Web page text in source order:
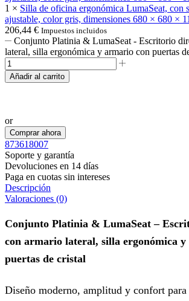
1 × Silla de oficina ergonómica LumaSeat, con
ajustable, color gris, dimensiones 680 × 680 ×
206,44 € Impuestos incluidos
Conjunto Platinia & LumaSeat - Escritorio
lateral, silla ergonómica y armario con puertas
Añadir al carrito
or
Comprar ahora
873618007
Soporte y garantía
Devoluciones en 14 días
Paga en cuotas sin intereses
Descripción
Valoraciones (0)
Conjunto Platinia & LumaSeat –
con armario lateral, silla ergonómica
puertas de cristal
Diseño moderno, amplitud y confort para